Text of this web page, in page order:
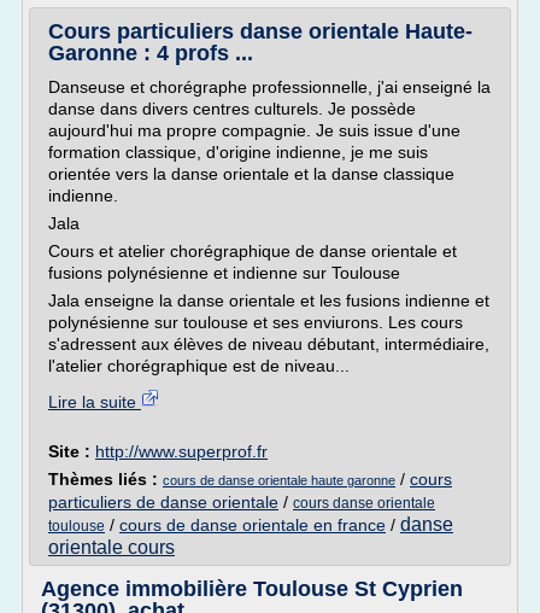
Cours particuliers danse orientale Haute-
Garonne : 4 profs ...
Danseuse et chorégraphe professionnelle, j'ai enseigné la
danse dans divers centres culturels. Je possède
aujourd'hui ma propre compagnie. Je suis issue d'une
formation classique, d'origine indienne, je me suis
orientée vers la danse orientale et la danse classique
indienne.
Jala
Cours et atelier chorégraphique de danse orientale et
fusions polynésienne et indienne sur Toulouse
Jala enseigne la danse orientale et les fusions indienne et
polynésienne sur toulouse et ses enviurons. Les cours
s'adressent aux élèves de niveau débutant, intermédiaire,
l'atelier chorégraphique est de niveau...
Lire la suite
Site : http://www.superprof.fr
Thèmes liés : cours de danse orientale haute garonne / cours
particuliers de danse orientale / cours danse orientale
toulouse / cours de danse orientale en france / danse
orientale cours
Agence immobilière Toulouse St Cyprien